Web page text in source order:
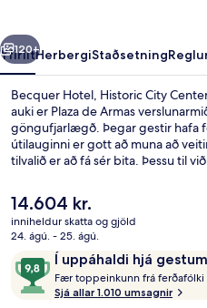
Næsta
120+
YfirlitHerbergiStaðsetning
Becquer Hotel, Historic City
auki er Plaza de Armas
göngufjarlægð. Þegar gestir hafa
útilauginni er gott að muna að
tilvalið er að fá sér bita. Þessu til
göngufjarlægð. Ferðamenn sem
mjög ánægðir en meðal þess sem
sundlaugin og hjálpsamt
almenningssamgöngum: Plaza
mínútna göngufjarlægð og Archivo
sporvagnastoppistöðin í 10 mínútna.
Núverandi
verð
er
14.604 kr.
14.604 kr.
inniheldur skatta og gjöld
24. ágú. - 25. ágú.
UmsagnirÍ uppáhaldi hjá gestum
9,8
af
10,
Fær toppeinkunn frá ferðafólki
Sjá allar 1.010 umsagnir